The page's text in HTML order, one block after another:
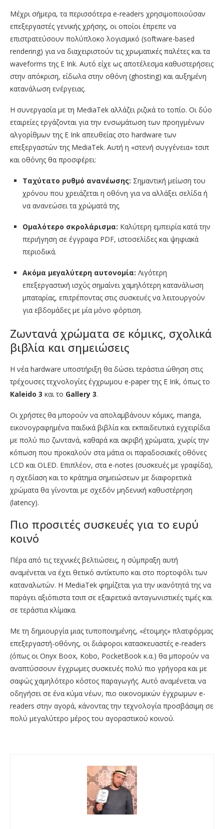
Μέχρι σήμερα, τα περισσότερα e-readers χρησιμοποιούσαν
επεξεργαστές γενικής χρήσης, οι οποίοι έπρεπε να
επιστρατεύσουν πολύπλοκο λογισμικό (software-based
rendering) για να διαχειριστούν τις χρωματικές παλέτες και τα
waveforms της E Ink. Αυτό είχε ως αποτέλεσμα καθυστερήσεις
στην απόκριση, είδωλα στην οθόνη (ghosting) και αυξημένη
κατανάλωση ενέργειας.
Η συνεργασία με τη MediaTek αλλάζει ριζικά το τοπίο. Οι δύο
εταιρείες εργάζονται για την ενσωμάτωση των προηγμένων
αλγορίθμων της E Ink απευθείας στο hardware των
επεξεργαστών της MediaTek. Αυτή η «στενή συγγένεια» τσιπ
και οθόνης θα προσφέρει:
Ταχύτατο ρυθμό ανανέωσης: Σημαντική μείωση του
χρόνου που χρειάζεται η οθόνη για να αλλάξει σελίδα ή
να ανανεώσει τα χρώματά της.
Ομαλότερο σκρολάρισμα: Καλύτερη εμπειρία κατά την
περιήγηση σε έγγραφα PDF, ιστοσελίδες και ψηφιακά
περιοδικά.
Ακόμα μεγαλύτερη αυτονομία: Λιγότερη
επεξεργαστική ισχύς σημαίνει χαμηλότερη κατανάλωση
μπαταρίας, επιτρέποντας στις συσκευές να λειτουργούν
για εβδομάδες με μία μόνο φόρτιση.
Ζωντανά χρώματα σε κόμικς, σχολικά
βιβλία και σημειώσεις
Η νέα hardware υποστήριξη θα δώσει τεράστια ώθηση στις
τρέχουσες τεχνολογίες έγχρωμου e-paper της E Ink, όπως το
Kaleido 3 και το Gallery 3.
Οι χρήστες θα μπορούν να απολαμβάνουν κόμικς, manga,
εικονογραφημένα παιδικά βιβλία και εκπαιδευτικά εγχειρίδια
με πολύ πιο ζωντανά, καθαρά και ακριβή χρώματα, χωρίς την
κόπωση που προκαλούν στα μάτια οι παραδοσιακές οθόνες
LCD και OLED. Επιπλέον, στα e-notes (συσκευές με γραφίδα),
η σχεδίαση και το κράτημα σημειώσεων με διαφορετικά
χρώματα θα γίνονται με σχεδόν μηδενική καθυστέρηση
(latency).
Πιο προσιτές συσκευές για το ευρύ
κοινό
Πέρα από τις τεχνικές βελτιώσεις, η σύμπραξη αυτή
αναμένεται να έχει θετικό αντίκτυπο και στο πορτοφόλι των
καταναλωτών. Η MediaTek φημίζεται για την ικανότητά της να
παράγει αξιόπιστα τσιπ σε εξαιρετικά ανταγωνιστικές τιμές και
σε τεράστια κλίμακα.
Με τη δημιουργία μιας τυποποιημένης, «έτοιμης» πλατφόρμας
επεξεργαστή-οθόνης, οι διάφοροι κατασκευαστές e-readers
(όπως οι Onyx Boox, Kobo, PocketBook κ.α.) θα μπορούν να
αναπτύσσουν έγχρωμες συσκευές πολύ πιο γρήγορα και με
σαφώς χαμηλότερο κόστος παραγωγής. Αυτό αναμένεται να
οδηγήσει σε ένα κύμα νέων, πιο οικονομικών έγχρωμων e-
readers στην αγορά, κάνοντας την τεχνολογία προσβάσιμη σε
πολύ μεγαλύτερο μέρος του αγοραστικού κοινού.